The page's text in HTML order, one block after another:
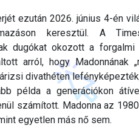
ezután 2026. június 4-én
keresztül. A
dugókat okozott a forgalmi
arról, hogy Madonnának
divathéten
példa a generációkon
számított. Madonna az
egyetlen más nő sem.